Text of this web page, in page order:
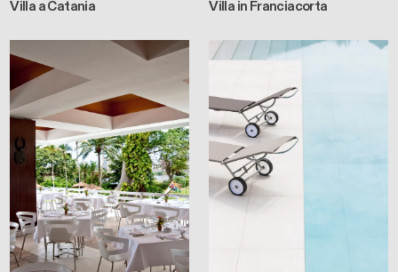
Villa a Catania Villa in Franciacorta